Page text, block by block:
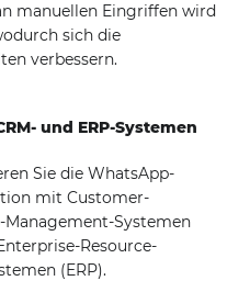
manuellen Eingriffen wird
sich die
verbessern.
und ERP-Systemen
Sie die WhatsApp-
mit Customer-
Management-Systemen
Resource-
(ERP).